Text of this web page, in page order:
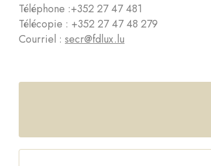
Téléphone :+352 27 47 481
Télécopie : +352 27 47 48 279
Courriel : secr@fdlux.lu